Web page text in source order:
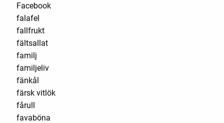
Facebook
falafel
fallfrukt
fältsallat
familj
familjeliv
fänkål
färsk vitlök
fårull
favaböna